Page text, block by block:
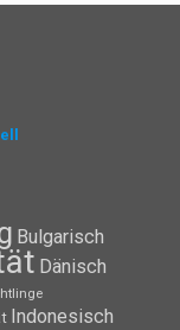
Bulgarisch
Dänisch
Indonesisch